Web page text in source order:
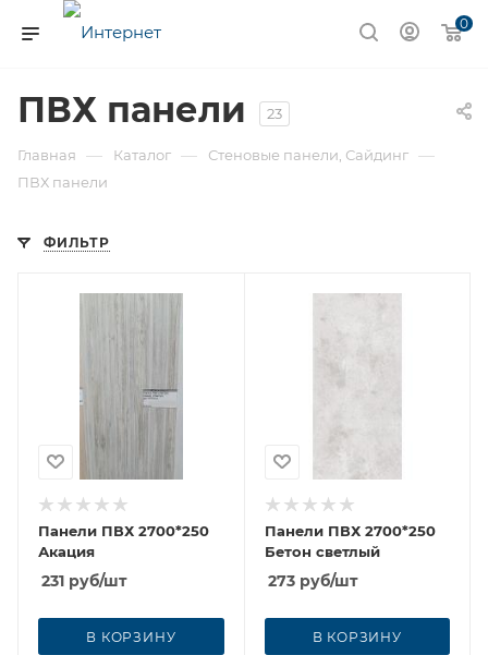
0
ПВХ панели 23
Главная — Каталог — Стеновые панели, Сайдинг —
ПВХ панели
ФИЛЬТР
Панели ПВХ 2700*250
Акация
231 руб/шт
В КОРЗИНУ
Панели ПВХ 2700*250
Бетон светлый
273руб/шт
В КОРЗИНУ